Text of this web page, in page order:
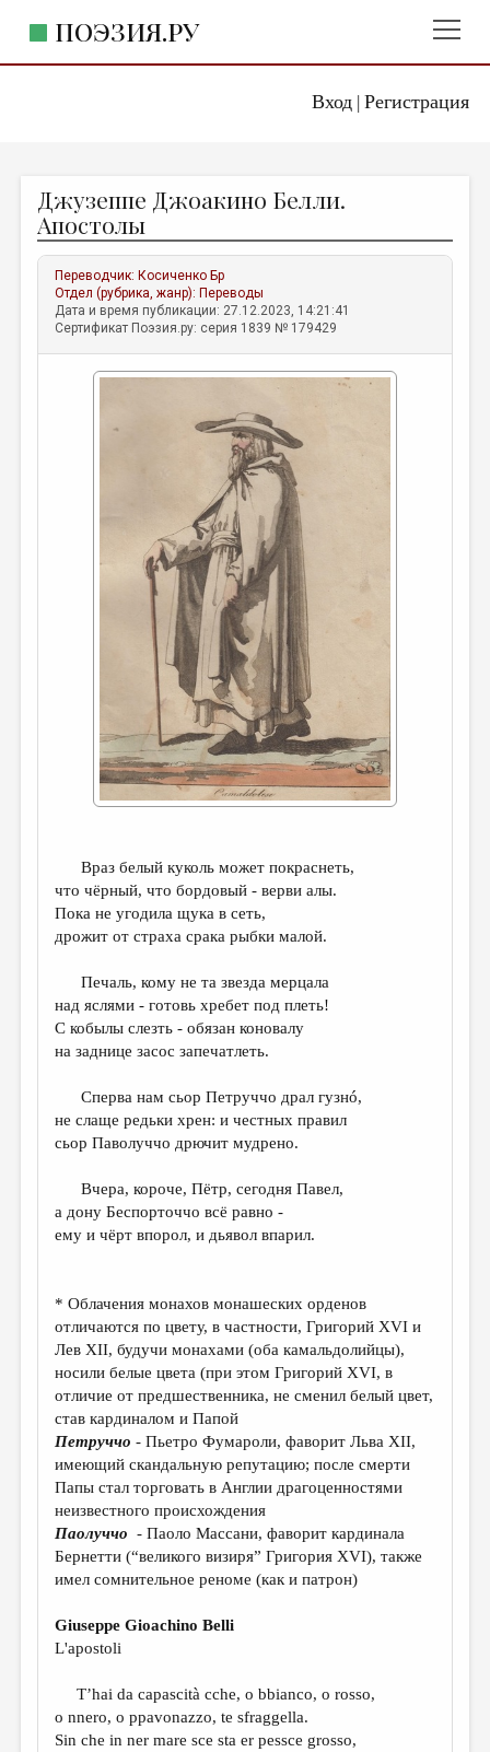
Вход| Регистрация
ПОЭЗИЯ.РУ
ЖАНРЫ
АВТОРЫ
КОММЕНТАРИИ
ЛИТСАЛОН
ПРОИЗВЕДЕНИЯ
ДЕТСКАЯ КОМНАТА
КНИЖНАЯ ПОЛКА
ОБЗОР ЛИТЕРАТУРЫ
СТРАНИЦЫ ПАМЯТИ
КОЛОНКА РЕДАКТОРА
РЕДКОЛЛЕГИЯ
ОТ РЕДАКЦИИ
МАЛАЯ ПРОЗА
ЭССЕИСТИКА
ЛИТЕРАТУРОВЕДЕНИЕ
КУЛЬТУРОВЕДЕНИЕ
ПУБЛИЦИСТИКА
РЕЦЕНЗИРОВАНИЕ
ЦИКЛЫ ПУБЛИКАЦИЙ
МЕДИА
ВКОНТАКТЕ
Джузеппе Джоакино Белли.
Апостолы
Переводчик: Косиченко Бр
Отдел (рубрика, жанр): Переводы
Дата и время публикации: 27.12.2023, 14:21:41
Сертификат Поэзия.ру: серия 1839 № 179429
Враз белый куколь может покраснеть,
что чёрный, что бордовый - верви алы.
Пока не угодила щука в сеть,
дрожит от страха срака рыбки малой.
Печаль, кому не та звезда мерцала
над яслями - готовь хребет под плеть!
С кобылы слезть - обязан коновалу
на заднице засос запечатлеть.
Сперва нам сьор Петруччо драл гузнó,
не слаще редьки хрен: и честных правил
сьор Паволуччо дрючит мудрено.
Вчера, короче, Пётр, сегодня Павел,
а дону Беспорточчо всё равно -
ему и чёрт впорол, и дьявол впарил.
* Облачения монахов монашеских орденов
отличаются по цвету, в частности, Григорий XVI и
Лев XII, будучи монахами (оба камальдолийцы),
носили белые цвета (при этом Григорий XVI, в
отличие от предшественника, не сменил белый цвет,
став кардиналом и Папой
Петруччо - Пьетро Фумароли, фаворит Льва XII,
имеющий скандальную репутацию; после смерти
Папы стал торговать в Англии драгоценностями
неизвестного происхождения
Паолуччо - Паоло Массани, фаворит кардинала
Бернетти (“великого визиря” Григория XVI), также
имел сомнительное реноме (как и патрон)
Giuseppe Gioachino Belli
L'apostoli
T’hai da capascità cche, o bbianco, o rosso,
o nnero, o ppavonazzo, te sfraggella.
Sin che in ner mare sce sta er pessce grosso,